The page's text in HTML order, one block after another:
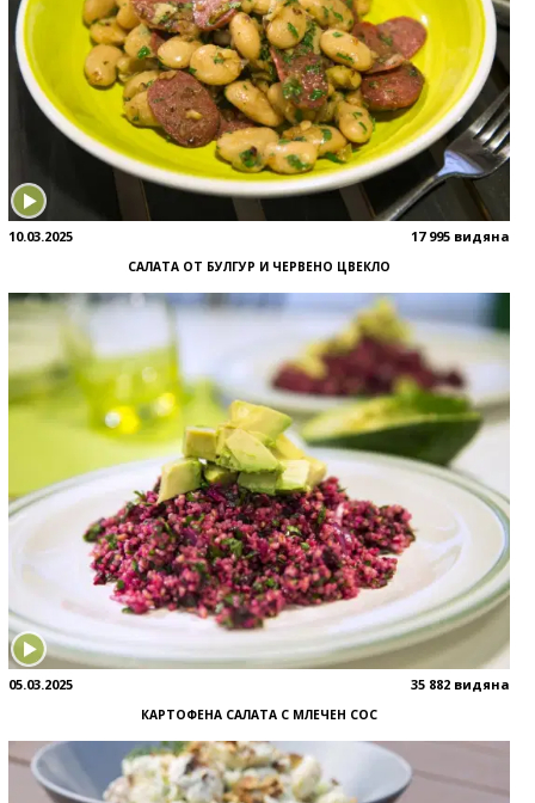
10.03.2025 17 995 видяна
САЛАТА ОТ БУЛГУР И ЧЕРВЕНО ЦВЕКЛО
05.03.2025 35 882 видяна
КАРТОФЕНА САЛАТА С МЛЕЧЕН СОС